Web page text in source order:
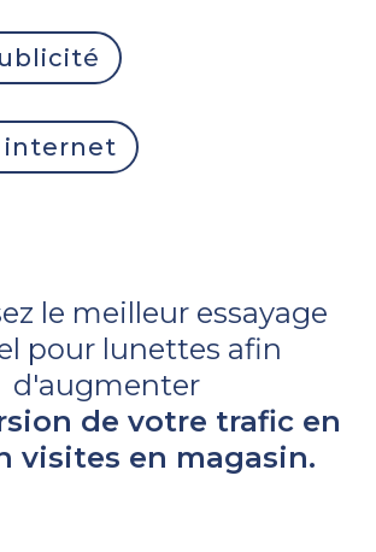
internet
le meilleur essayage
pour lunettes afin
d'augmenter
de votre trafic en
visites en magasin.